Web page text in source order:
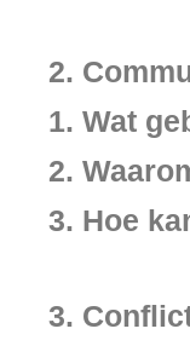
2.
1. Wat
2.
3. Hoe
3.